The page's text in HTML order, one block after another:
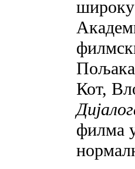
широку
Пољака
Кот,
филма